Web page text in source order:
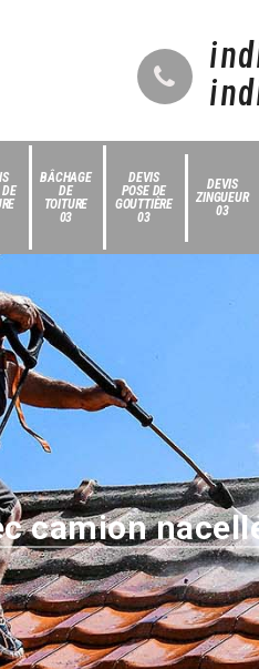
BÂCHAGE
DE
TOITURE
03
DEVIS
POSE DE
GOUTTIÈRE
03
DEVIS
ZINGUEUR
03
camion